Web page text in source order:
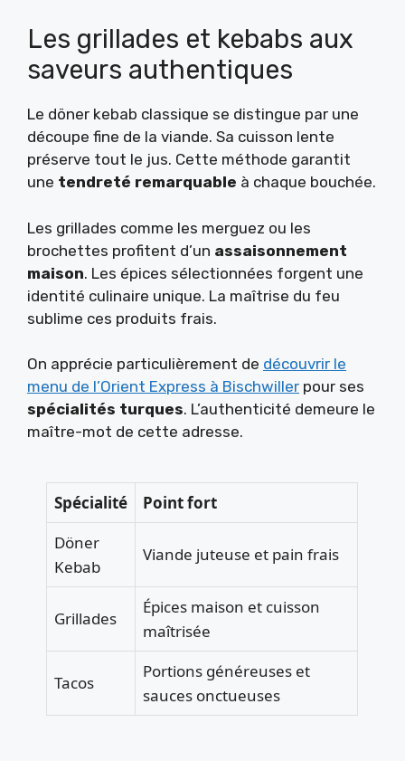
Les grillades et kebabs aux
saveurs authentiques
Le döner kebab classique se distingue par une
découpe fine de la viande. Sa cuisson lente
préserve tout le jus. Cette méthode garantit
une tendreté remarquable à chaque bouchée.
Les grillades comme les merguez ou les
brochettes profitent d’un assaisonnement
maison. Les épices sélectionnées forgent une
identité culinaire unique. La maîtrise du feu
sublime ces produits frais.
On apprécie particulièrement de découvrir le
menu de l’Orient Express à Bischwiller pour ses
spécialités turques. L’authenticité demeure le
maître-mot de cette adresse.
Spécialité
Point fort
Döner
Kebab
Viande juteuse et pain frais
Grillades
Épices maison et cuisson
maîtrisée
Tacos
Portions généreuses et
sauces onctueuses